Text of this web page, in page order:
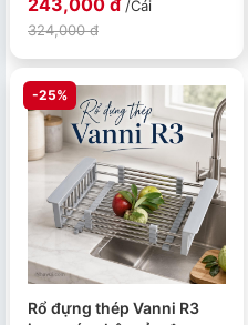
/Cái
324,000 đ
-25%
Rổ đựng thép Vanni R3